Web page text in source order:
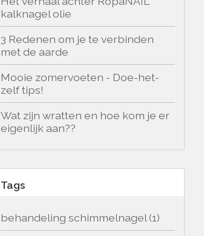
kalknagel olie
3 Redenen om je te verbinden
met de aarde
Mooie zomervoeten - Doe-het-
zelf tips!
Wat zijn wratten en hoe kom je er
eigenlijk aan??
Tags
behandeling schimmelnagel(1)